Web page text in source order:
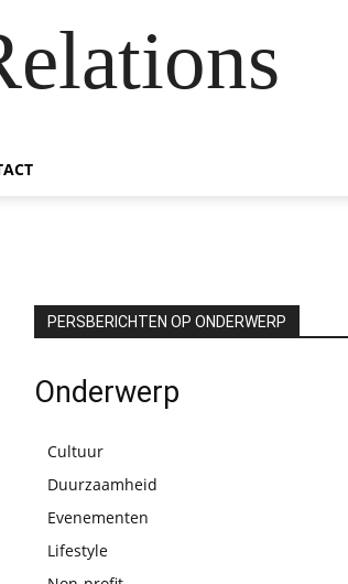
PERSBERICHTEN OP ONDERWERP
Onderwerp
Cultuur
Duurzaamheid
Evenementen
Lifestyle